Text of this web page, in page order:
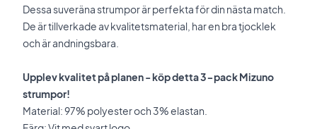
Dessa suveräna strumpor är perfekta för din nästa match.
De är tillverkade av kvalitetsmaterial, har en bra tjocklek
och är andningsbara.
Upplev kvalitet på planen - köp detta 3-pack Mizuno
strumpor!
Material: 97% polyester och 3% elastan.